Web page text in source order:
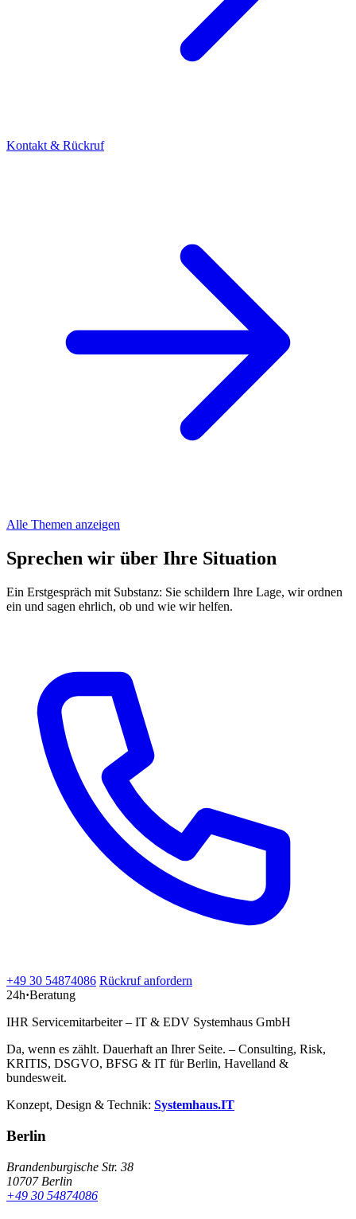
Kontakt & Rückruf
Alle Themen anzeigen
Sprechen wir über Ihre Situation
Ein Erstgespräch mit Substanz: Sie schildern Ihre Lage, wir ordnen
ein und sagen ehrlich, ob und wie wir helfen.
+49 30 54874086 Rückruf anfordern
24h·Beratung
IHR Servicemitarbeiter – IT & EDV Systemhaus GmbH
Da, wenn es zählt. Dauerhaft an Ihrer Seite. – Consulting, Risk,
KRITIS, DSGVO, BFSG & IT für Berlin, Havelland &
bundesweit.
Konzept, Design & Technik: Systemhaus.IT
Berlin
Brandenburgische Str. 38
10707 Berlin
+49 30 54874086